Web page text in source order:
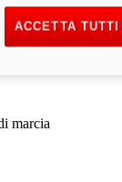
€ i
marcia
ACCETTA